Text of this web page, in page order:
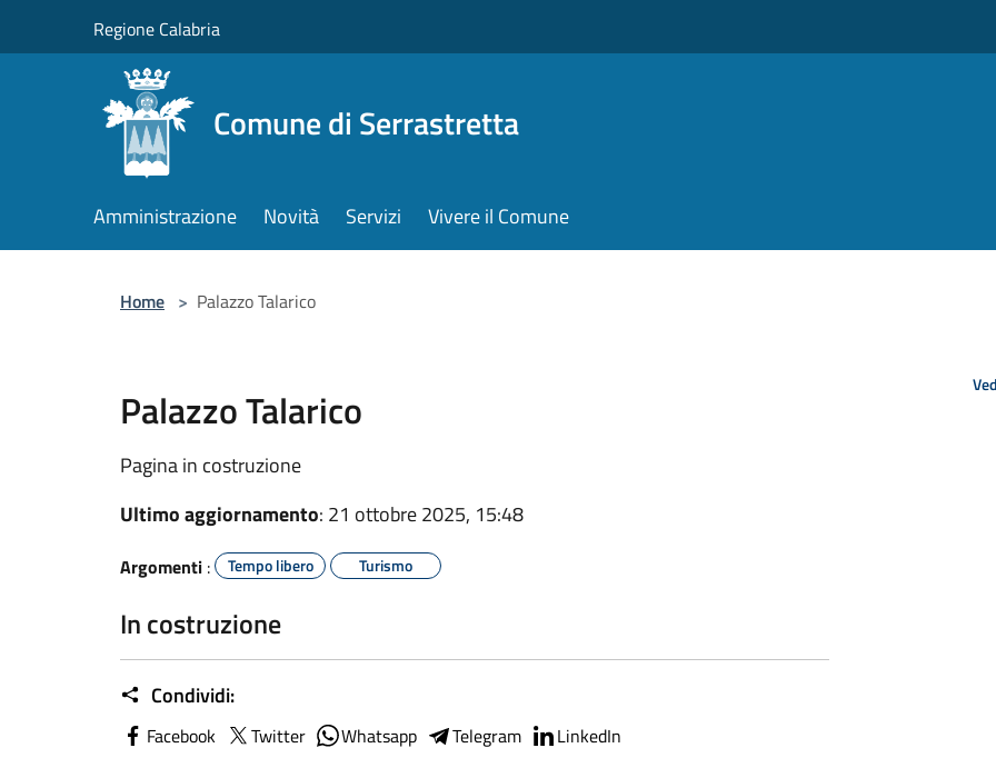
Regione Calabria
Comune di Serrastretta
Amministrazione Novità Servizi Vivere il Comune
Home > Palazzo Talarico
Palazzo Talarico
Pagina in costruzione
Ultimo aggiornamento: 21 ottobre 2025, 15:48
Argomenti : Tempo libero Turismo
In costruzione
Condividi:
Facebook Twitter Whatsapp Telegram LinkedIn